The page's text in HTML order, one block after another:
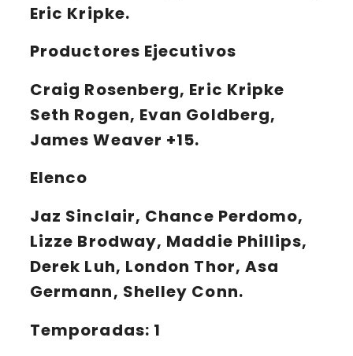
Eric Kripke.
Productores Ejecutivos
Craig Rosenberg, Eric Kripke
Seth Rogen, Evan Goldberg,
James Weaver +15.
Elenco
Jaz Sinclair, Chance Perdomo,
Lizze Brodway, Maddie Phillips,
Derek Luh, London Thor, Asa
Germann, Shelley Conn.
Temporadas: 1